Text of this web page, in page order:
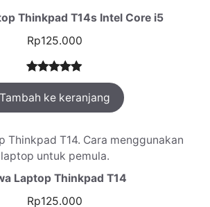
Thinkpad T14s Intel Core i5
Rp125.000
Peringkat
5.00dari 5
berdasarka
n
1
penilaian
pelanggan
Tambah ke keranjang
Laptop Thinkpad T14
Rp125.000